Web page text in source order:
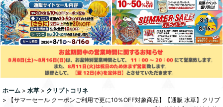
ホーム > 水草 > クリプトコリネ
>
【サマーセール クーポンご利用で更に10％OFF対象商品】【通販 水草】クリプ